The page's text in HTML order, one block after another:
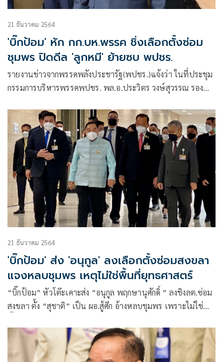
21 ธันวาคม 2564
'บิ๊กป้อม' หัก กก.บห.พรรค ชิ่งเลือกตั้งซ่อม
ชุมพร ปิดดีล 'ลูกหมี' ย้ายซบ พปชร.
รายงานข่าวจากพรรคพลังประชารัฐ(พปชร.)แจ้งว่า ในที่ประชุม
กรรมการบริหารพรรคพปชร. พล.อ.ประวิตร วงษ์สุวรรณ รอง
21 ธันวาคม 2564
'บิ๊กป้อม' ส่ง 'อนุกูล' ลงเลือกตั้งซ่อมสงขลา
แจงหลบชุมพร เหตุไม่ใช่พื้นที่ยุทธศาสตร์
“บิ๊กป้อม” หัวโต๊ะเคาะส่ง “อนุกูล พฤกษานุศักดิ์ ” ลงชิงลต.ซ่อม
สงขลา ตั้ง “สุชาติ” เป็น ผอ.สู้ศึก อ้างหลบชุมพร เพราะไม่ใช่